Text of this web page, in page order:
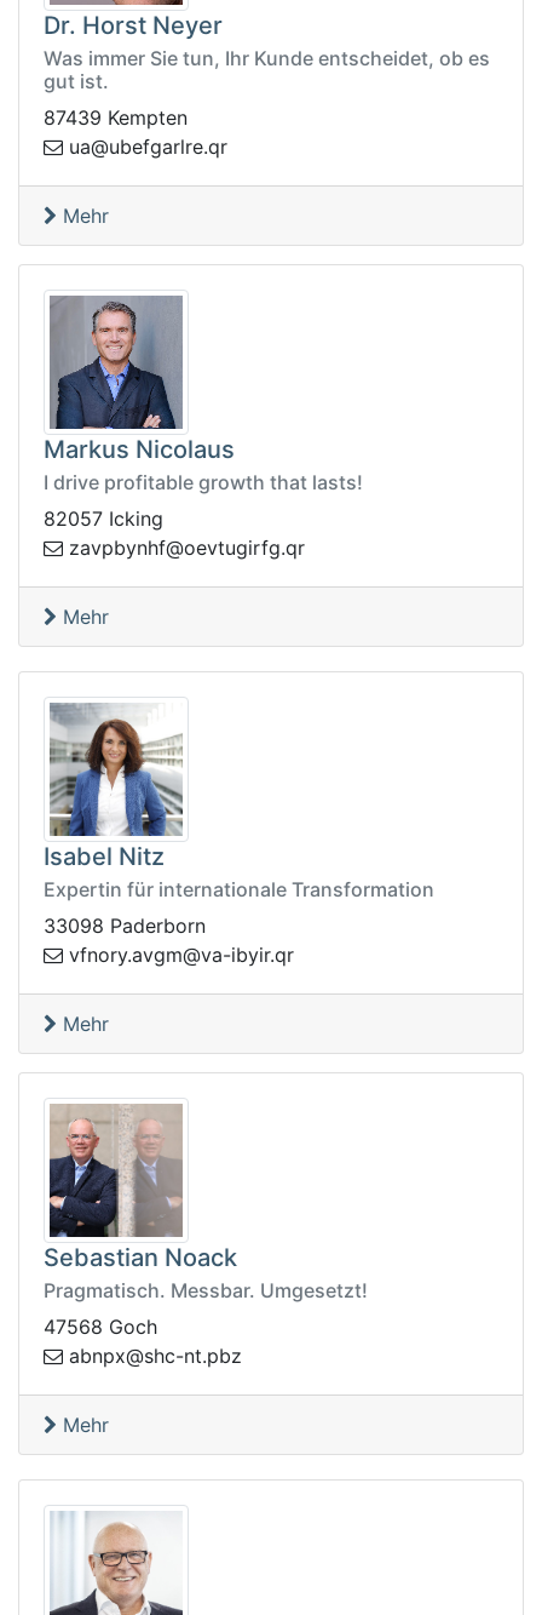
Dr. Horst Neyer
Was immer Sie tun, Ihr Kunde entscheidet, ob es
gut ist.
87439 Kempten
rq.erlragfebu@a
u
Mehr
Markus Nicolaus
I drive profitable growth that lasts!
82057 Icking
rq.gfrigut
veo@fhnybpvaz
Mehr
Isabel Nitz
Expertin für internationale Transformation
33098 Paderborn
rq.riybi-av@mg
va.yronfv
Mehr
Sebastian Noack
Pragmatisch. Messbar. Umgesetzt!
47568 Goch
zbp.tn-chs@xpn
ba
Mehr